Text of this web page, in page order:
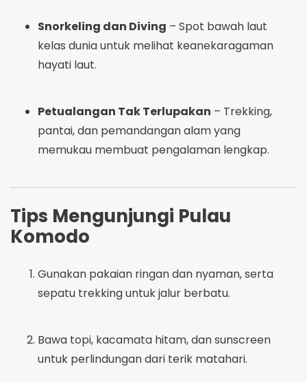
Snorkeling dan Diving – Spot bawah laut
kelas dunia untuk melihat keanekaragaman
hayati laut.
Petualangan Tak Terlupakan – Trekking,
pantai, dan pemandangan alam yang
memukau membuat pengalaman lengkap.
Tips Mengunjungi Pulau
Komodo
Gunakan pakaian ringan dan nyaman, serta
sepatu trekking untuk jalur berbatu.
Bawa topi, kacamata hitam, dan sunscreen
untuk perlindungan dari terik matahari.